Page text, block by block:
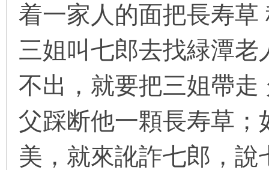
着一家人的面把長寿
三姐叫七郎去找緑潭
不出，就要把三姐帶
父踩断他一顆長寿草
美，就來訛詐七郎，